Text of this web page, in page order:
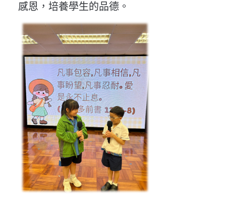
感恩，培養學生的品德。